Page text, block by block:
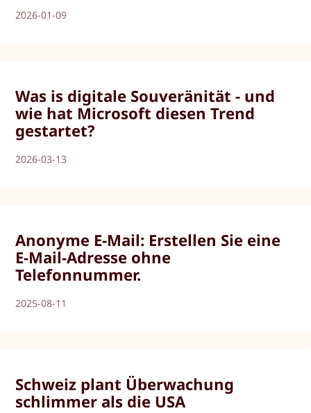
2026-01-09
Was is digitale Souveränität - und
wie hat Microsoft diesen Trend
gestartet?
2026-03-13
Anonyme E-Mail: Erstellen Sie eine
E-Mail-Adresse ohne
Telefonnummer.
2025-08-11
Schweiz plant Überwachung
schlimmer als die USA